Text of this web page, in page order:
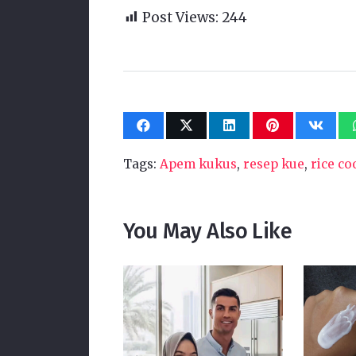
Post Views: 244
Tags: Apem kukus, resep kue, rice
You May Also Like